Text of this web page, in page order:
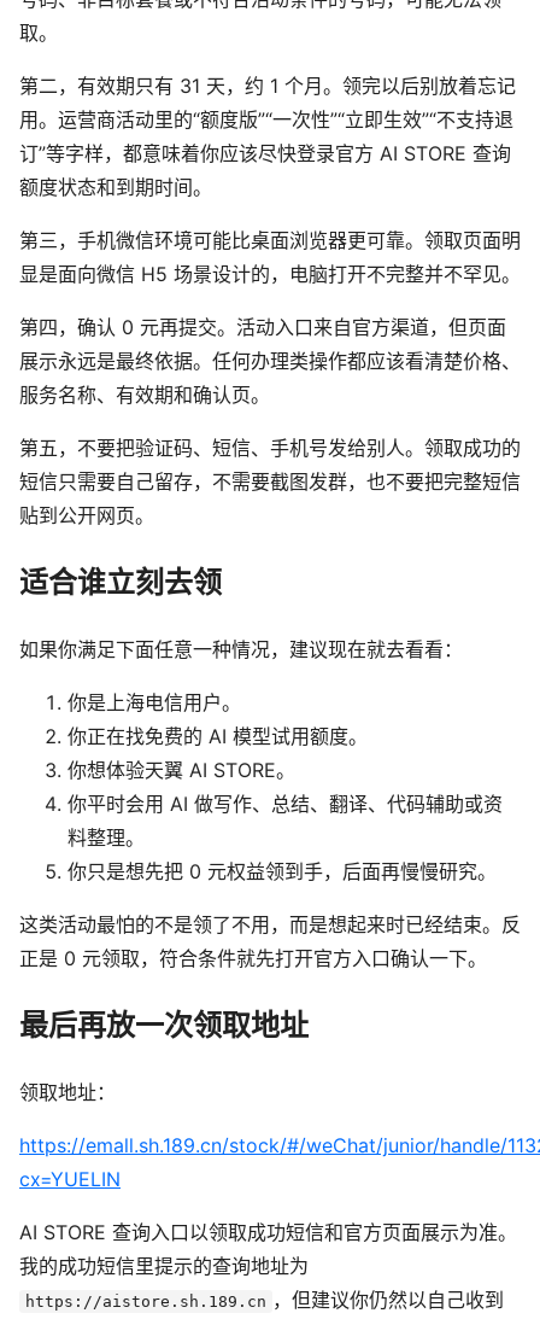
取。
第二，有效期只有 31 天，约 1 个月。领完以后别放着忘记
用。运营商活动里的“额度版”“一次性”“立即生效”“不支持退
订”等字样，都意味着你应该尽快登录官方 AI STORE 查询
额度状态和到期时间。
第三，手机微信环境可能比桌面浏览器更可靠。领取页面明
显是面向微信 H5 场景设计的，电脑打开不完整并不罕见。
第四，确认 0 元再提交。活动入口来自官方渠道，但页面
展示永远是最终依据。任何办理类操作都应该看清楚价格、
服务名称、有效期和确认页。
第五，不要把验证码、短信、手机号发给别人。领取成功的
短信只需要自己留存，不需要截图发群，也不要把完整短信
贴到公开网页。
适合谁立刻去领
如果你满足下面任意一种情况，建议现在就去看看：
你是上海电信用户。
你正在找免费的 AI 模型试用额度。
你想体验天翼 AI STORE。
你平时会用 AI 做写作、总结、翻译、代码辅助或资
料整理。
你只是想先把 0 元权益领到手，后面再慢慢研究。
这类活动最怕的不是领了不用，而是想起来时已经结束。反
正是 0 元领取，符合条件就先打开官方入口确认一下。
最后再放一次领取地址
领取地址：
https://emall.sh.189.cn/stock/#/weChat/junior/handle/
cx=YUELIN
AI STORE 查询入口以领取成功短信和官方页面展示为准。
我的成功短信里提示的查询地址为
https://aistore.sh.189.cn ，但建议你仍然以自己收到